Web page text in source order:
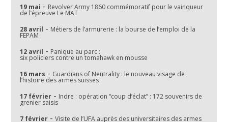
19 mai - Revolver Army 1860 commémoratif pour le vainqueur
de l’épreuve Le MAT
28 avril - Métiers de l’armurerie : la bourse de l’emploi de la
FEPAM
12 avril - Panique au parc :
six policiers contre un tomahawk en mousse
16 mars - Guardians of Neutrality : le nouveau visage de
l’histoire des armes suisses
17 février - Indre : opération “coup d’éclat” : 172 souvenirs de
grenier saisis
7 février -Visite de l’UFA auprès des universitaires des armes